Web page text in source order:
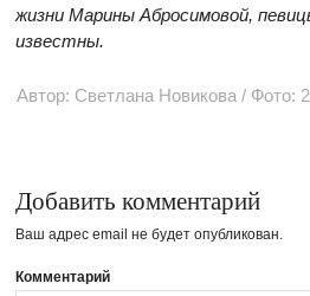
жизни Марины Абросимовой,
известны.
Автор: Светлана Новикова / Фото:
Добавить комментарий
Ваш адрес email не будет опубликован.
Комментарий